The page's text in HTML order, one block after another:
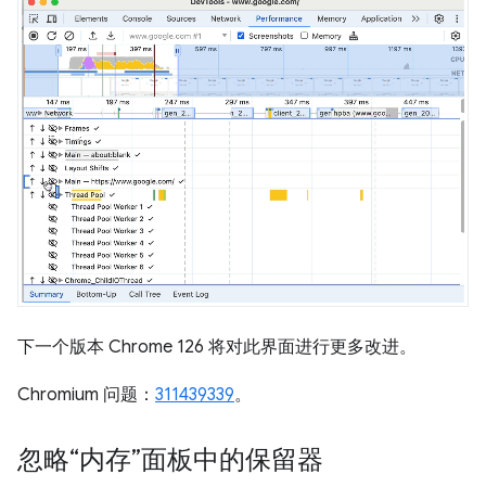
下一个版本 Chrome 126 将对此界面进行更多改进。
Chromium 问题： 311439339。
忽略“内存”面板中的保留器